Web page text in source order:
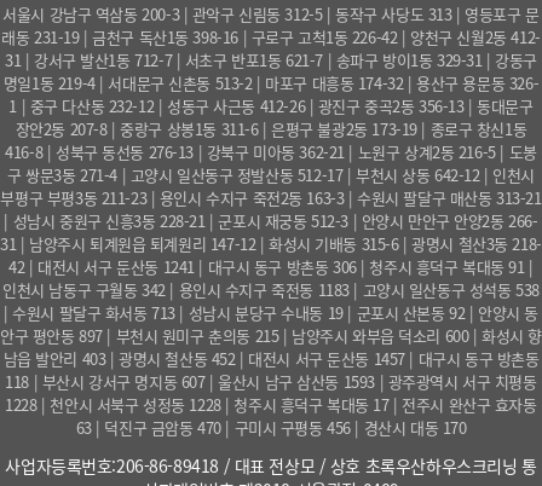
서울시 강남구 역삼동 200-3 | 관악구 신림동 312-5 | 동작구 사당도 313 | 영등포구 문
래동 231-19 | 금천구 독산1동 398-16 | 구로구 고척1동 226-42 | 양천구 신월2동 412-
31 | 강서구 발산1동 712-7 | 서초구 반포1동 621-7 | 송파구 방이1동 329-31 | 강동구
명일1동 219-4 | 서대문구 신촌동 513-2 | 마포구 대흥동 174-32 | 용산구 용문동 326-
1 | 중구 다산동 232-12 | 성동구 사근동 412-26 | 광진구 중곡2동 356-13 | 동대문구
장안2동 207-8 | 중랑구 상봉1동 311-6 | 은평구 불광2동 173-19 | 종로구 창신1동
416-8 | 성북구 동선동 276-13 | 강북구 미아동 362-21 | 노원구 상계2동 216-5 | 도봉
구 쌍문3동 271-4 | 고양시 일산동구 정발산동 512-17 | 부천시 상동 642-12 | 인천시
부평구 부평3동 211-23 | 용인시 수지구 죽전2동 163-3 | 수원시 팔달구 매산동 313-21
| 성남시 중원구 신흥3동 228-21 | 군포시 재궁동 512-3 | 안양시 만안구 안양2동 266-
31 | 남양주시 퇴계원읍 퇴계원리 147-12 | 화성시 기배동 315-6 | 광명시 철산3동 218-
42 | 대전시 서구 둔산동 1241 | 대구시 동구 방촌동 306 | 청주시 흥덕구 복대동 91 |
인천시 남동구 구월동 342 | 용인시 수지구 죽전동 1183 | 고양시 일산동구 성석동 538
| 수원시 팔달구 화서동 713 | 성남시 분당구 수내동 19 | 군포시 산본동 92 | 안양시 동
안구 평안동 897 | 부천시 원미구 춘의동 215 | 남양주시 와부읍 덕소리 600 | 화성시 향
남읍 발안리 403 | 광명시 철산동 452 | 대전시 서구 둔산동 1457 | 대구시 동구 방촌동
118 | 부산시 강서구 명지동 607 | 울산시 남구 삼산동 1593 | 광주광역시 서구 치평동
1228 | 천안시 서북구 성정동 1228 | 청주시 흥덕구 복대동 17 | 전주시 완산구 효자동
63 | 덕진구 금암동 470 | 구미시 구평동 456 | 경산시 대동 170
사업자등록번호:206-86-89418 / 대표 전상모 / 상호 초록우산하우스크리닝 통